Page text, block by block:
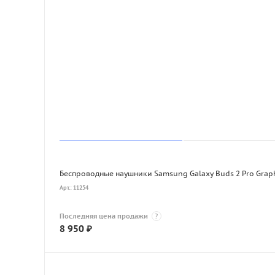
Беспроводные наушники Samsung Galaxy Buds 2 Pro
Арт.: 11254
Последняя цена продажи ?
8 950 ₽